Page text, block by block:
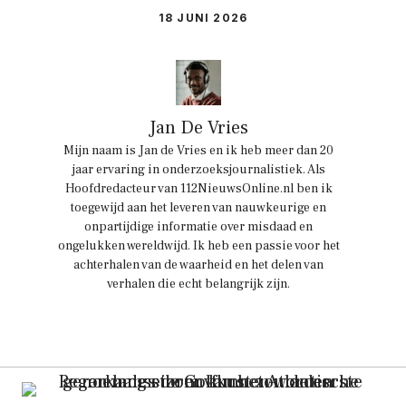
18 JUNI 2026
Jan De Vries
Mijn naam is Jan de Vries en ik heb meer dan 20
jaar ervaring in onderzoeksjournalistiek. Als
Hoofdredacteur van 112NieuwsOnline.nl ben ik
toegewijd aan het leveren van nauwkeurige en
onpartijdige informatie over misdaad en
ongelukken wereldwijd. Ik heb een passie voor het
achterhalen van de waarheid en het delen van
verhalen die echt belangrijk zijn.